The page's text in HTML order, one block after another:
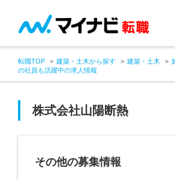
転職TOP 建築・土木から探す 建築・土木
の社員も活躍中の求人情報
株式会社山陽断熱
その他の募集情報